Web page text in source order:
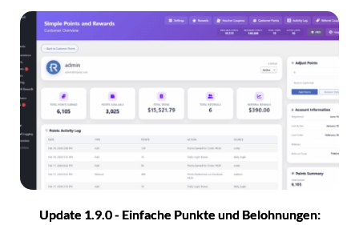
Update 1.9.0 - Einfache Punkte und Belohnungen: